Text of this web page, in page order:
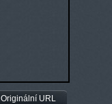
Originální URL